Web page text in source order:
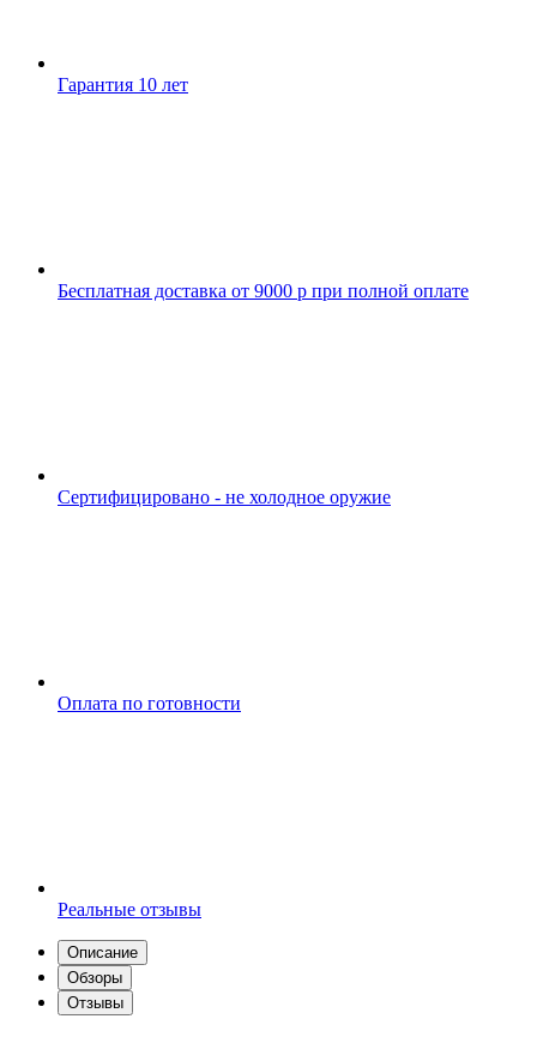
Гарантия 10 лет
Бесплатная доставка от 9000 р при полной оплате
Сертифицировано - не холодное оружие
Оплата по готовности
Реальные отзывы
Описание
Обзоры
Отзывы